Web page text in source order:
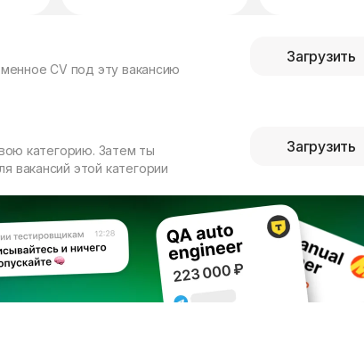
CV под эту вакансию
Загрузить
категорию. Затем ты
вакансий этой категории
Загрузить